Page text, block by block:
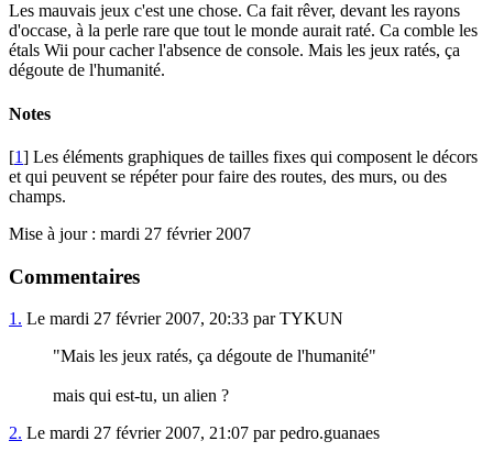
Les mauvais jeux c'est une chose. Ca fait rêver, devant les rayons
d'occase, à la perle rare que tout le monde aurait raté. Ca comble les
étals Wii pour cacher l'absence de console. Mais les jeux ratés, ça
dégoute de l'humanité.
Notes
[1] Les éléments graphiques de tailles fixes qui composent le décors
et qui peuvent se répéter pour faire des routes, des murs, ou des
champs.
Mise à jour : mardi 27 février 2007
Commentaires
1. Le mardi 27 février 2007, 20:33 par TYKUN
"Mais les jeux ratés, ça dégoute de l'humanité"
mais qui est-tu, un alien ?
2. Le mardi 27 février 2007, 21:07 par pedro.guanaes